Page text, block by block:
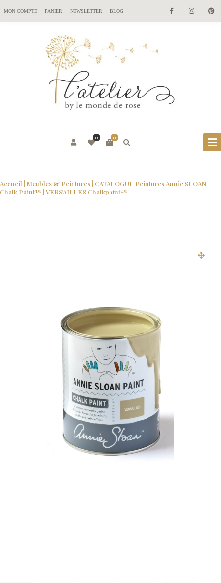
MON COMPTE PANIER NEWSLETTER BLOG
0
0
Accueil Meubles & Peintures CATALOGUE Peintures Annie SLOAN
Chalk Paint™ | VERSAILLES Chalkpaint™